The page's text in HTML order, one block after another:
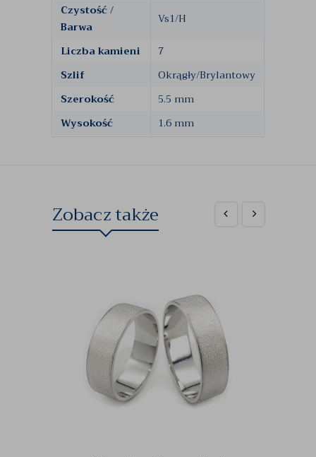
Czystość /
Barwa
Vs1/H
Liczba kamieni
7
Szlif
Okrągły/Brylantowy
Szerokość
5.5 mm
Wysokość
1.6 mm
Zobacz także